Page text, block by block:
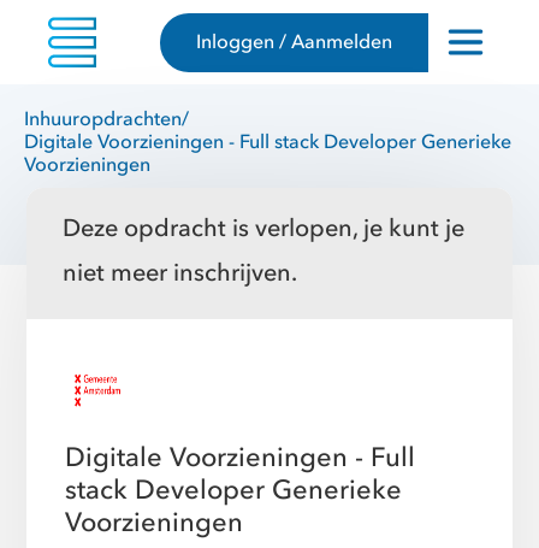
Inloggen / Aanmelden
Inhuuropdrachten/
Digitale Voorzieningen - Full stack Developer Generieke
Voorzieningen
Deze opdracht is verlopen, je kunt je
niet meer inschrijven.
Digitale Voorzieningen - Full
stack Developer Generieke
Voorzieningen